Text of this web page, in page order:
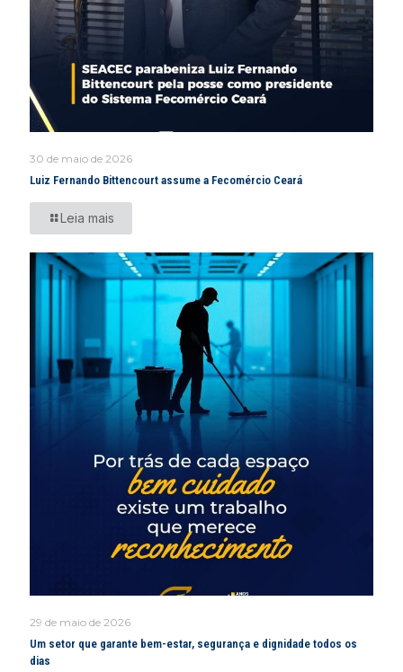
30 de maio de 2026
Luiz Fernando Bittencourt assume a Fecomércio Ceará
Leia mais
29 de maio de 2026
Um setor que garante bem-estar, segurança e dignidade todos os
dias